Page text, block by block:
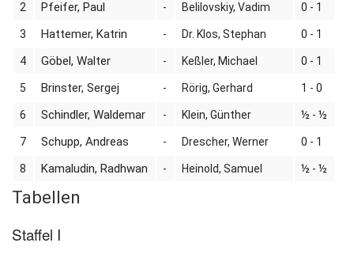
2 Pfeifer, Paul - Belilovskiy, Vadim 0 - 1
3 Hattemer, Katrin - Dr. Klos, Stephan 0 - 1
4 Göbel, Walter - Keßler, Michael 0 - 1
5 Brinster, Sergej - Rörig, Gerhard 1 - 0
6 Schindler, Waldemar - Klein, Günther ½ - ½
7 Schupp, Andreas - Drescher, Werner 0 - 1
8 Kamaludin, Radhwan - Heinold, Samuel ½ - ½
Tabellen
Staffel I